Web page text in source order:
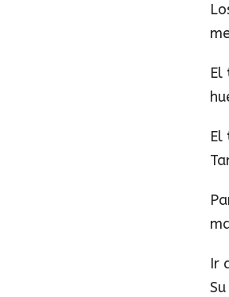
El
El
Ir